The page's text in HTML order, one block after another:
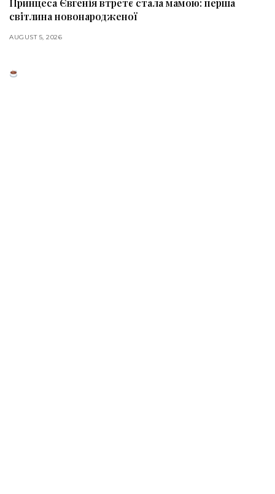
Принцеса Євгенія втретє стала мамою: перша
світлина новонародженої
AUGUST 5, 2026